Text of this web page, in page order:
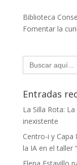
Biblioteca
Fomentar la
Buscar:
Entradas
La Silla Rota:
inexistente
Centro-i y
la IA en el taller